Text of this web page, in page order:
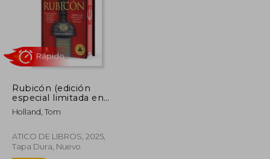
Rubicón (edición
especial limitada en
tapa dura con cantos
pintados)
Holland, Tom
ATICO DE LIBROS, 2025,
Tapa Dura, Nuevo
Rápido